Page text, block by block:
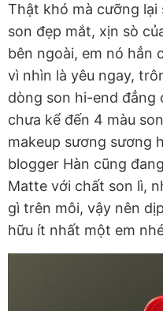
Thật khó mà cưỡng
son đẹp mắt, xịn sò
bên ngoài, em nó hẳn
vì nhìn là yêu ngay,
dòng son hi-end đẳng
chưa kể đến 4 màu
makeup sương sương
blogger Hàn cũng
Matte với chất son lì,
gì trên môi, vậy nên
hữu ít nhất một em